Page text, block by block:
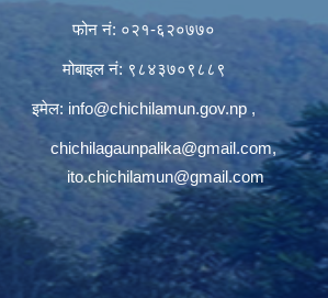
फोन नं: ०२१-६२०७७०
मोबाइल नं: ९८४३७०९८८९
इमेल: info@chichilamun.gov.np ,
chichilagaunpalika@gmail.com,
ito.chichilamun@gmail.com